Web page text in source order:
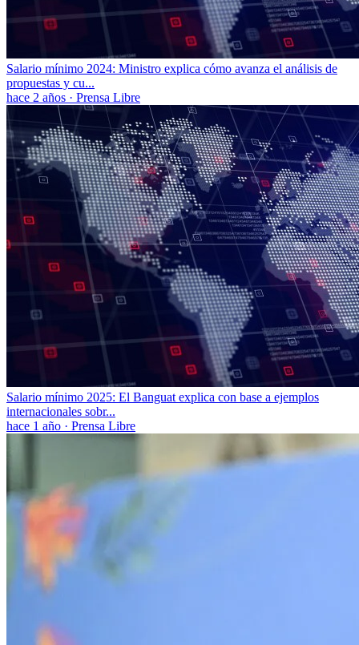
Salario mínimo 2024: Ministro explica cómo avanza el análisis de
propuestas y cu...
hace 2 años · Prensa Libre
Salario mínimo 2025: El Banguat explica con base a ejemplos
internacionales sobr...
hace 1 año · Prensa Libre